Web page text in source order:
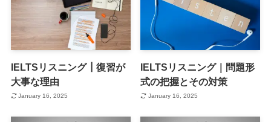
IELTSリスニング┃復習が
大事な理由
January 16, 2025
IELTSリスニング｜問題形
式の把握とその対策
January 16, 2025